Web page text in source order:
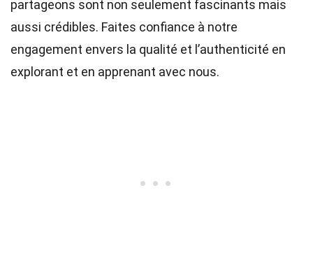
partageons sont non seulement fascinants mais
aussi crédibles. Faites confiance à notre
engagement envers la qualité et l’authenticité en
explorant et en apprenant avec nous.